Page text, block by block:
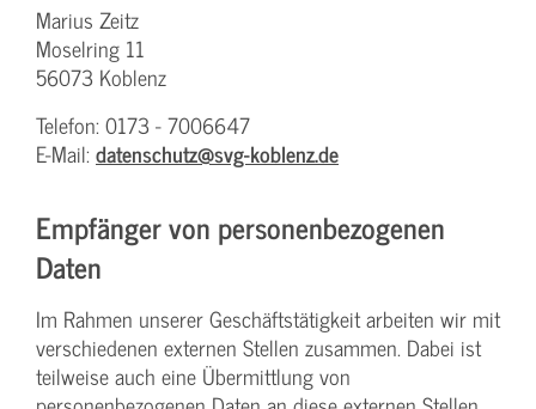
Marius Zeitz
Moselring 11
56073 Koblenz
Telefon: 0173 - 7006647
E-Mail: datenschutz@svg-koblenz.de
Empfänger von personenbezogenen
Daten
Im Rahmen unserer Geschäftstätigkeit arbeiten wir mit
verschiedenen externen Stellen zusammen. Dabei ist
teilweise auch eine Übermittlung von